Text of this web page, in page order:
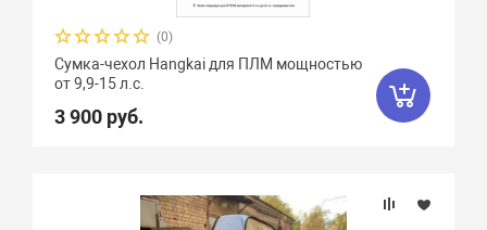
(0)
Сумка-чехол Hangkai для ПЛМ мощностью
от 9,9-15 л.с.
3 900 руб.